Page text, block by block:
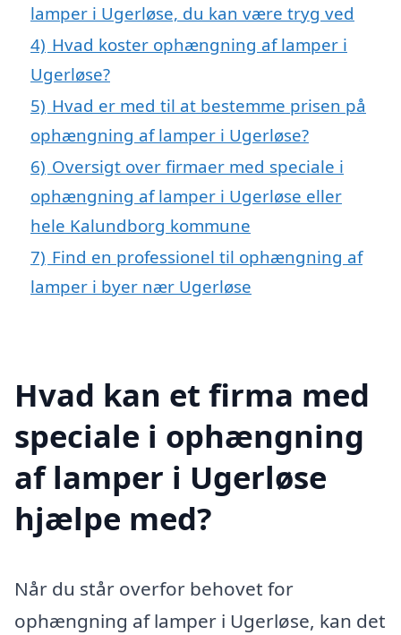
lamper i Ugerløse, du kan være tryg ved
4) Hvad koster ophængning af lamper i
Ugerløse?
5) Hvad er med til at bestemme prisen på
ophængning af lamper i Ugerløse?
6) Oversigt over firmaer med speciale i
ophængning af lamper i Ugerløse eller
hele Kalundborg kommune
7) Find en professionel til ophængning af
lamper i byer nær Ugerløse
Hvad kan et firma med
speciale i ophængning
af lamper i Ugerløse
hjælpe med?
Når du står overfor behovet for
ophængning af lamper i Ugerløse, kan det